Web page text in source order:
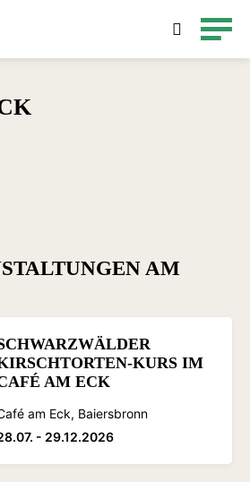
AM
KURS IM
AM ECK
am Eck, Baiersbronn
- 29.12.2026